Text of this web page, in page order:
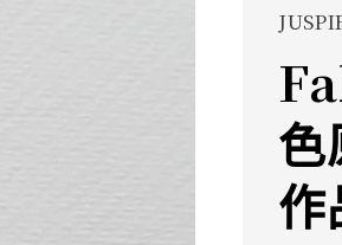
色
作